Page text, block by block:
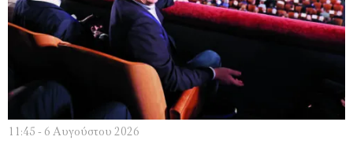
11:45 - 6 Αυγούστου 2026